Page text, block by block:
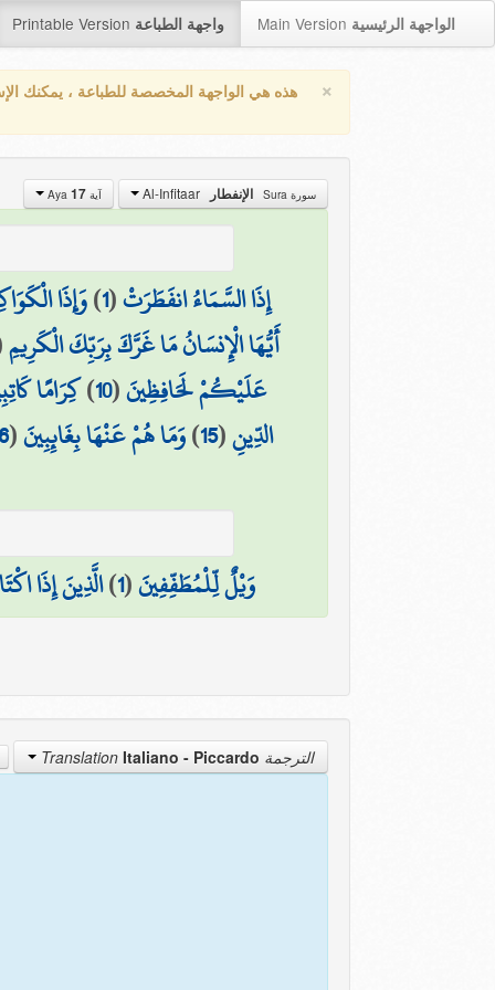
Printable Version واجهة الطباعة Main Version الواجهة الرئيسية
× هذه هي الواجهة المخصصة للطباعة ، يمكنك
سورة Sura الإنفطار آية Aya 17
إِذَا السَّمَاءُ انفَطَرَتْ(
1
)وَإِذَا
أَيُّهَا الْإِنسَانُ مَا غَرَّكَ بِرَبِّكَ الْكَرِيمِ
عَلَيْكُمْ لَحَافِظِينَ(
10
)كِرَامًا
الدِّينِ(
15
)وَمَا هُمْ عَنْهَا بِغَائِبِينَ(
وَيْلٌ لِّلْمُطَفِّفِينَ(
1
)الَّذِينَ إِذَا
الترجمة Translation Italiano - Piccardo